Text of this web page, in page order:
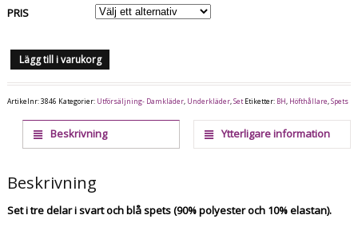
PRIS
Lägg till i varukorg
Artikelnr:3846 Kategorier: Utförsäljning- Damkläder, Underkläder,Set Etiketter: BH, Höfthållare,Spets
Beskrivning Ytterligare information
Beskrivning
Set i tre delar i svart och blå spets (90% polyester och 10% elastan).